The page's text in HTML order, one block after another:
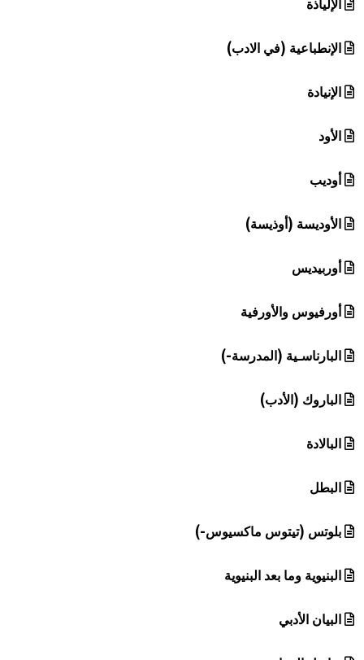
الإلياذة
الإنطباعية (في الادب)
الإنيادة
الأود
أوديب
الأوديسة (أوذيسة)
أوربيديس
أورفيوس والأورفية
البارناسـية (المدرسة-)
الباروك (الأدب)
البالادة
البطل
بلوتس (تيتوس ماكسيوس-)
البنيوية وما بعد البنيوية
البيان الأدبي